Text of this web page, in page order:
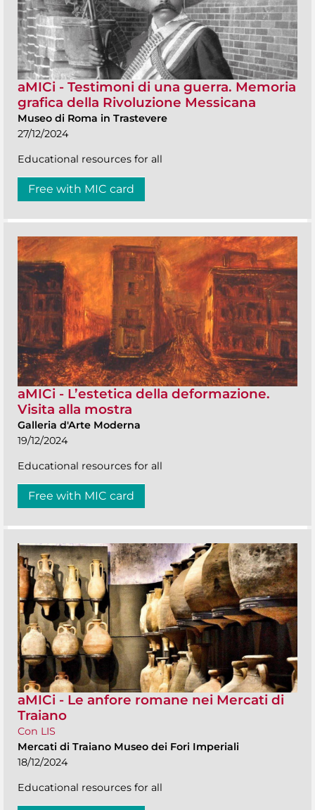
aMICi - Testimoni di una guerra. Memoria
grafica della Rivoluzione Messicana
Museo di Roma in Trastevere
27/12/2024
Educational resources for all
Free with MIC card
aMICi - L’estetica della deformazione.
Visita alla mostra
Galleria d'Arte Moderna
19/12/2024
Educational resources for all
Free with MIC card
aMICi - Le anfore romane nei Mercati di
Traiano
Con LIS
Mercati di Traiano Museo dei Fori Imperiali
18/12/2024
Educational resources for all